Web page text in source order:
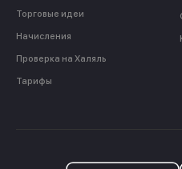
Торговые идеи
Начисления
Проверка на Халяль
Тарифы